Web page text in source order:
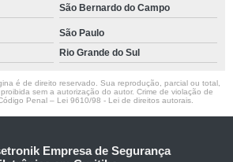
São Bernardo do Campo
São Paulo
Rio Grande do Sul
é de direito reservado. Sua reprodução, parcial ou total,
sem a autorização do autor. Crime de violação de
Penal – Lei 9610/98 - Lei de direitos autorais
Empresa de Segurança